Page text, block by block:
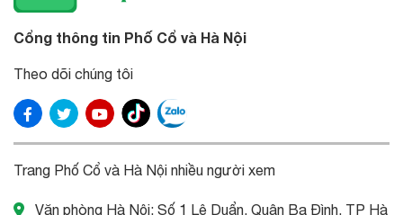
Cổng thông tin Phố Cổ và Hà Nội
Theo dõi chúng tôi
Trang Phố Cổ và Hà Nội nhiều người xem
Văn phòng Hà Nội: Số 1 Lê Duẩn, Quận Ba Đình, TP Hà